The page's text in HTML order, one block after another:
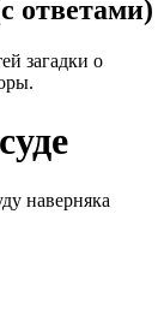
ответами)
загадки о
наверняка